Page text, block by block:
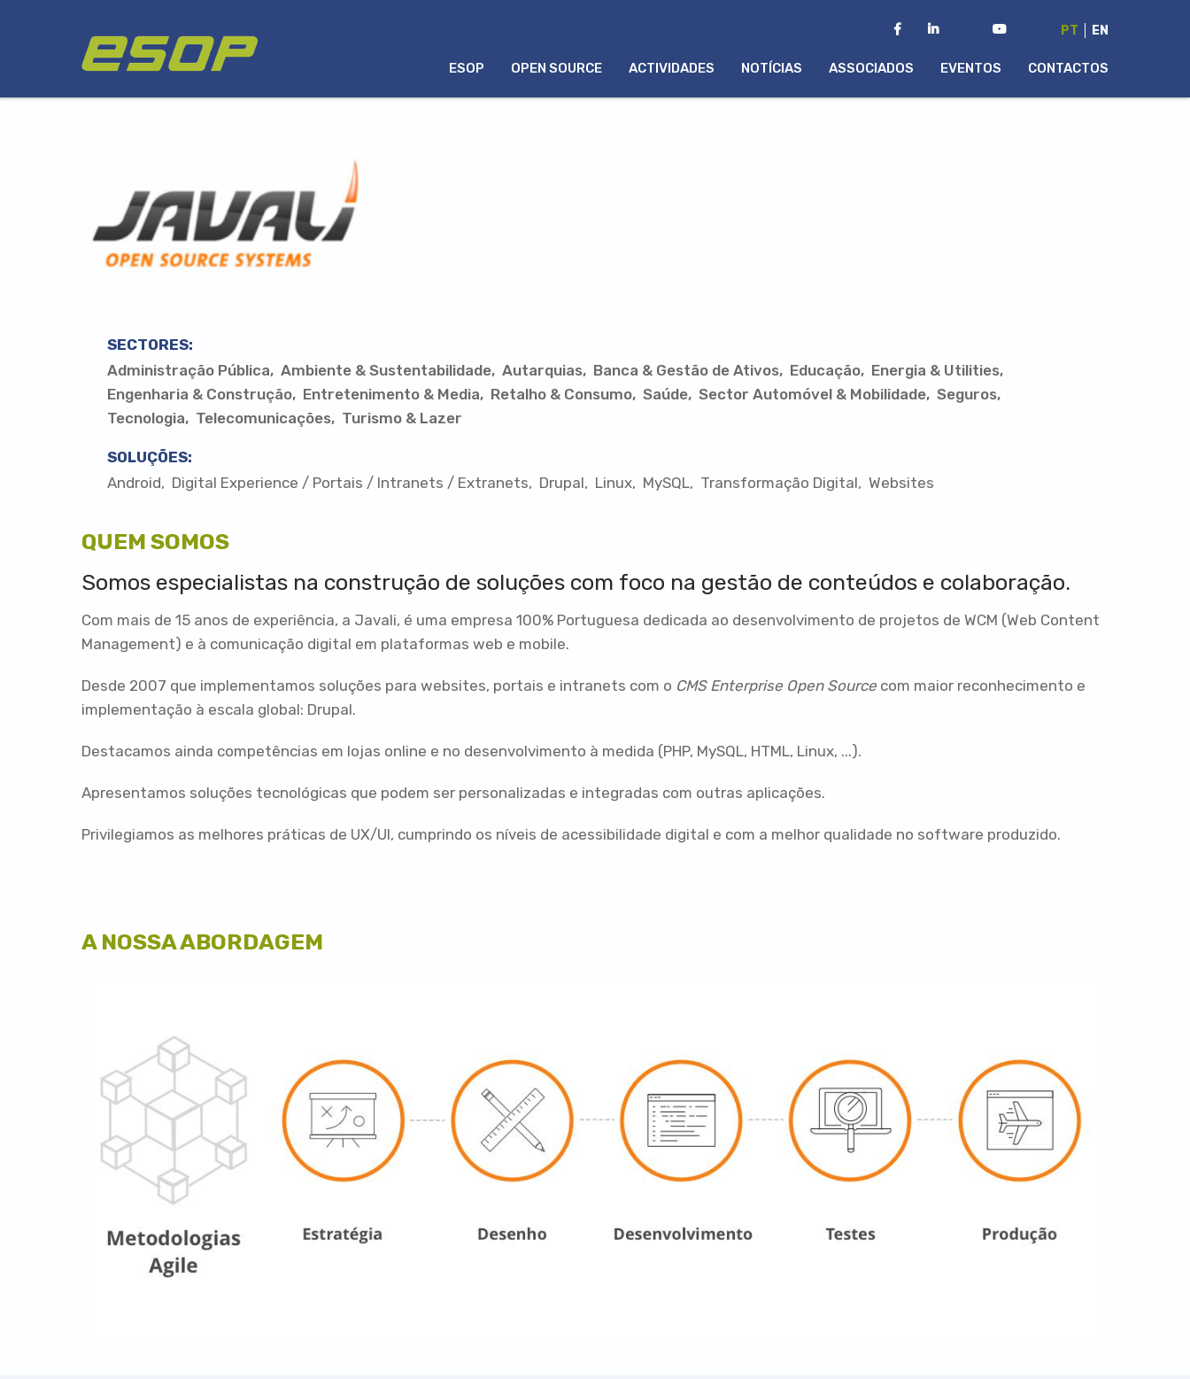
PT EN
MENU
PORTUGUÊS
ESOP OPEN SOURCE ACTIVIDADES NOTÍCIAS ASSOCIADOS EVENTOS CONTACTOS
SECTORES:
Administração Pública
Ambiente & Sustentabilidade Autarquias Banca & Gestão de Ativos Educação
Energia & Utilities
Engenharia & Construção
Entretenimento & Media Retalho & Consumo Saúde Sector Automóvel & Mobilidade Seguros
Tecnologia
Telecomunicações Turismo & Lazer
SOLUÇÕES:
Android
Digital Experience / Portais / Intranets / Extranets Drupal Linux MySQL Transformação Digital Websites
QUEM SOMOS
Somos especialistas na construção de soluções com foco na gestão de conteúdos e colaboração.
Com mais de 15 anos de experiência, a Javali, é uma empresa 100% Portuguesa dedicada ao desenvolvimento de projetos de WCM (Web Content
Management) e à comunicação digital em plataformas web e mobile.
Desde 2007 que implementamos soluções para websites, portais e intranets com o CMS Enterprise Open Source com maior reconhecimento e
implementação à escala global: Drupal.
Destacamos ainda competências em lojas online e no desenvolvimento à medida (PHP, MySQL, HTML, Linux, ...).
Apresentamos soluções tecnológicas que podem ser personalizadas e integradas com outras aplicações.
Privilegiamos as melhores práticas de UX/UI, cumprindo os níveis de acessibilidade digital e com a melhor qualidade no software produzido.
A NOSSA ABORDAGEM